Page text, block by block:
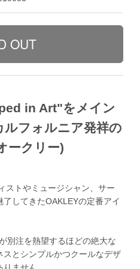
in Art"をメイン
フォルニア発祥の
ークリー)
ストやミュージシャン、サー
してきたOAKLEYの定番アイ
別注を熱望するほどの絶大な
とシンプルかつクールなデザ